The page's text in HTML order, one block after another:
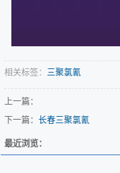
相关标签： 三聚氯氰
上一篇：
下一篇： 长春三聚氯氰
最近浏览：